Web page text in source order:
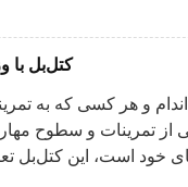
کتل‌بل با
و هر کسی که به
تمرینات و سطوح